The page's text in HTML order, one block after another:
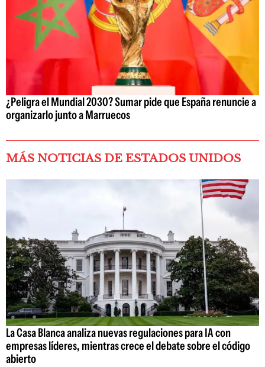
¿Peligra el Mundial 2030? Sumar pide que España renuncie a
organizarlo junto a Marruecos
MÁS NOTICIAS DE ESTADOS UNIDOS
La Casa Blanca analiza nuevas regulaciones para IA con
empresas líderes, mientras crece el debate sobre el código
abierto